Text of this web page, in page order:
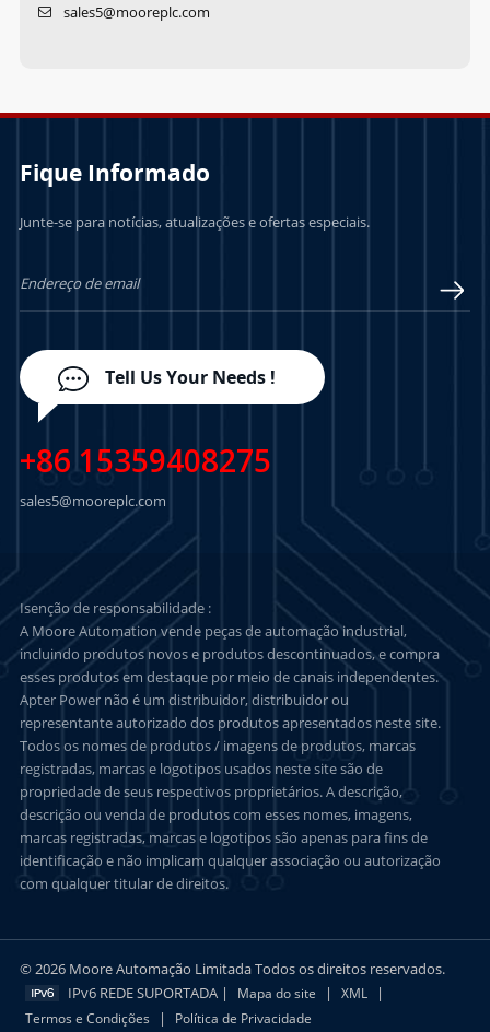
sales5@mooreplc.com
Fique Informado
Junte-se para notícias, atualizações e ofertas especiais.
Tell Us Your Needs !
+86 15359408275
sales5@mooreplc.com
Isenção de responsabilidade :
A Moore Automation vende peças de automação industrial,
incluindo produtos novos e produtos descontinuados, e compra
esses produtos em destaque por meio de canais independentes.
Apter Power não é um distribuidor, distribuidor ou
representante autorizado dos produtos apresentados neste site.
Todos os nomes de produtos / imagens de produtos, marcas
registradas, marcas e logotipos usados neste site são de
propriedade de seus respectivos proprietários. A descrição,
descrição ou venda de produtos com esses nomes, imagens,
marcas registradas, marcas e logotipos são apenas para fins de
identificação e não implicam qualquer associação ou autorização
com qualquer titular de direitos.
© 2026 Moore Automação Limitada Todos os direitos reservados.
IPv6 REDE SUPORTADA |
Mapa do site | XML |
Termos e Condições | Política de Privacidade